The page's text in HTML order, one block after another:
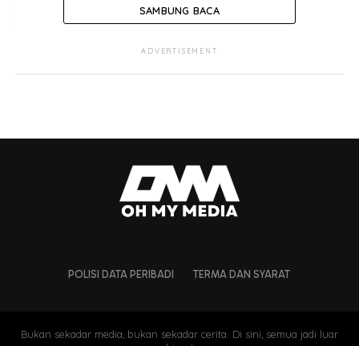
SAMBUNG BACA
ADVERTISEMENT
POLISI DATA PERIBADI TERMA DAN SYARAT
Bukan sekadar media, bukan sekadar cerita. Di sini, semua jadi luar